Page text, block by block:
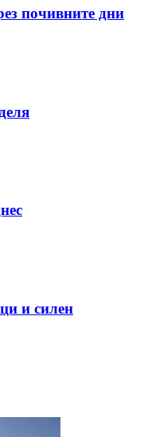
почивните дни
и силен